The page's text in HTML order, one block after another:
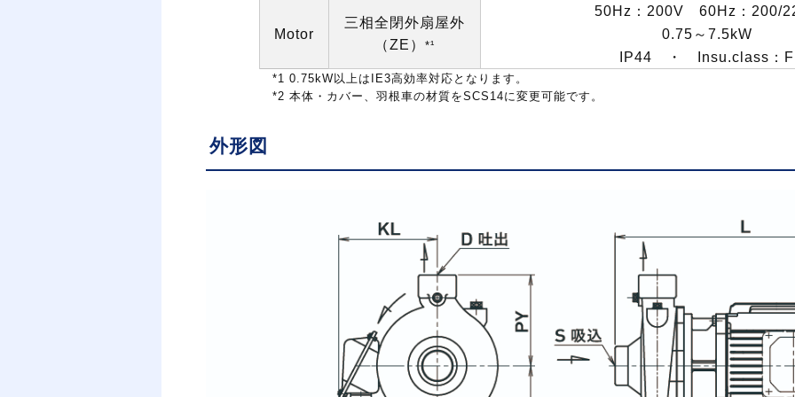
Motor
三相全閉外扇屋外
（ZE ） *¹
50Hz ： 200V 60Hz ： 200/
0.75 ～ 7.5kW
IP44 ・ Insu.class ： F
*1 0.75kW 以上は IE3高効率対応となります 。
*2 本体・カバー、羽根車の材質をSCS14に変更可能です。
外形図